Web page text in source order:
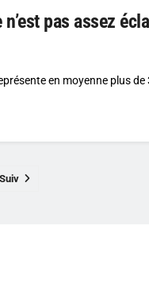
pas assez
en moyenne plus de
Suiv